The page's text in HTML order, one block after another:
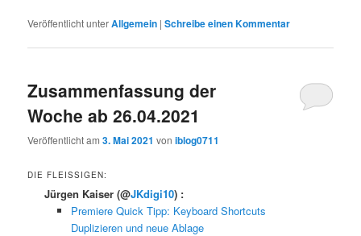
Veröffentlicht unterAllgemein |Schreibe einen Kommentar
Zusammenfassung der
Woche ab 26.04.2021
Veröffentlicht am3. Mai 2021 voniblog0711
DIE FLEISSIGEN:
Jürgen Kaiser(@JKdigi10) :
Premiere Quick Tipp: Keyboard Shortcuts
Duplizieren und neue Ablage